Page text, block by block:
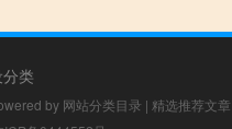
类
by 网站分类目录 | 精选推荐文章